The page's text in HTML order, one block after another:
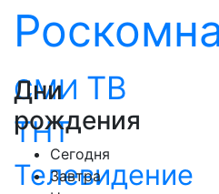
СМИ ТВ
ТНТ
Телевидение
Дни
рождения
Сегодня
Завтра